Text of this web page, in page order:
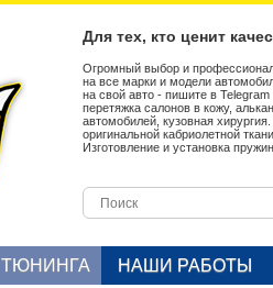
Для тех, кто ценит
Огромный выбор и
на все марки и модели
на свой авто - пишите в
перетяжка салонов в кожу,
автомобилей, кузовная
оригинальной кабриолетной
Изготовление и установка
ТЮНИНГА НАШИ РАБОТЫ